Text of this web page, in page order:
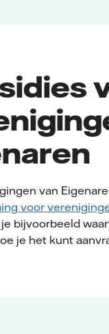
van
voor
bijvoorbeeld
je het kunt